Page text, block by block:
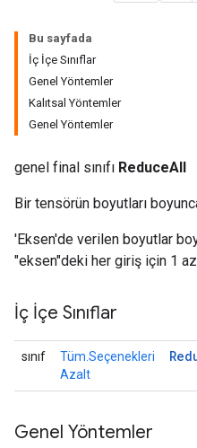
Bu sayfada
İç İçe Sınıflar
Genel Yöntemler
Kalıtsal Yöntemler
Genel Yöntemler
genel final sınıfı ReduceAll
Bir tensörün boyutları
'Eksen'de verilen boyutlar
"eksen"deki her giriş için 1
İç İçe Sınıflar
sınıf
Tüm.Seçenekleri
Azalt
Genel Yöntemler